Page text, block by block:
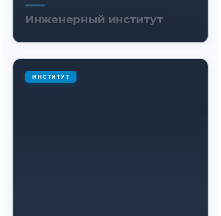
Инженерный институт
ИНСТИТУТ